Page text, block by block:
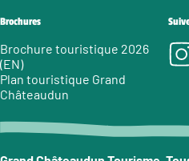
Brochures
Brochure touristique 2026
(EN)
Plan touristique Grand
Châteaudun